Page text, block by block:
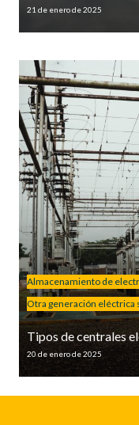
21 de enero de 2025
Almacenamiento de
Otra generación eléctrica
Tipos de centrales
20 de enero de 2025